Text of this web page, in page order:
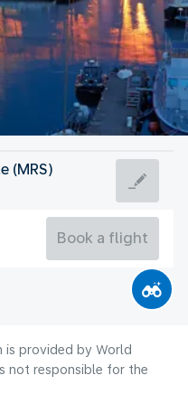
(MRS)
Book a flight
provided by World
not responsible for the